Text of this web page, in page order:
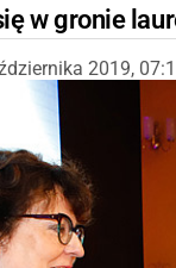
w gronie
2019,